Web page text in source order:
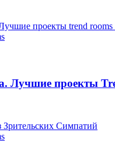
Лучшие проекты